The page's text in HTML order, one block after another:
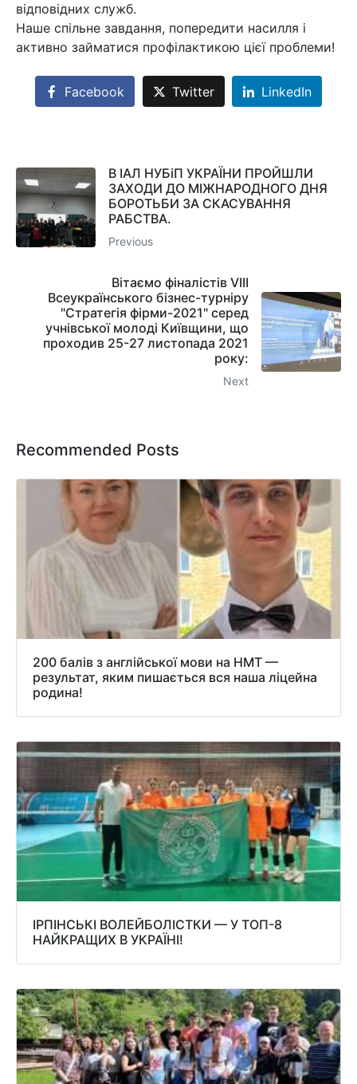
відповідних служб.
Наше спільне завдання, попередити насилля і
активно займатися профілактикою цієї проблеми!
Facebook Twitter LinkedIn
В ІАЛ НУБіП УКРАЇНИ ПРОЙШЛИ
ЗАХОДИ ДО МІЖНАРОДНОГО ДНЯ
БОРОТЬБИ ЗА СКАСУВАННЯ
РАБСТВА.
Previous
Вітаємо фіналістів VIІІ
Всеукраїнського бізнес-турніру
"Стратегія фірми-2021" серед
учнівської молоді Київщини, що
проходив 25-27 листопада 2021
року:
Next
Recommended Posts
200 балів з англійської мови на НМТ —
результат, яким пишається вся наша ліцейна
родина!
ІРПІНСЬКІ ВОЛЕЙБОЛІСТКИ — У ТОП-8
НАЙКРАЩИХ В УКРАЇНІ!